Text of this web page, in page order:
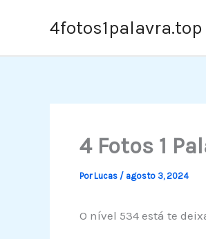
4fotos1palavra.top
4 Fotos 1
PorLucas / agosto 3, 2024
O nível 534 está te